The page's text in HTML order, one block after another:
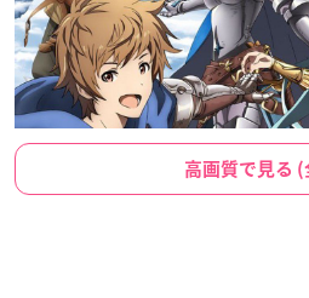
高画質で見る (